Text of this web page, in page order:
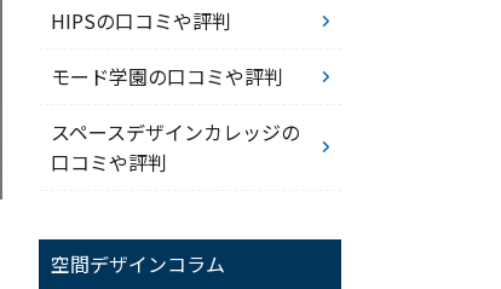
HIPSの口コミや評判
モード学園の口コミや評判
スペースデザインカレッジの
口コミや評判
空間デザインコラム